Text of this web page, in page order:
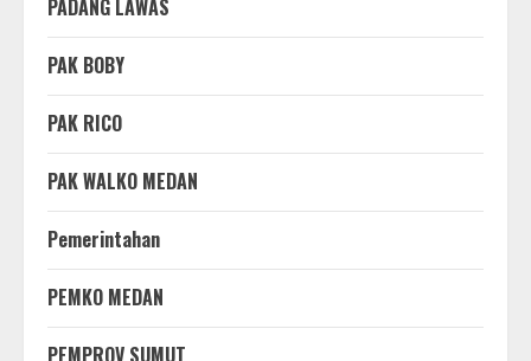
PADANG LAWAS
PAK BOBY
PAK RICO
PAK WALKO MEDAN
Pemerintahan
PEMKO MEDAN
PEMPROV SUMUT